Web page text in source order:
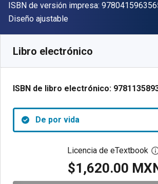
ISBN de versión impresa:
Formato
Diseño ajustable
Libro electrónico
ISBN de libro electrónico:
De por vida
Licencia de eTextbook
$1,620.00